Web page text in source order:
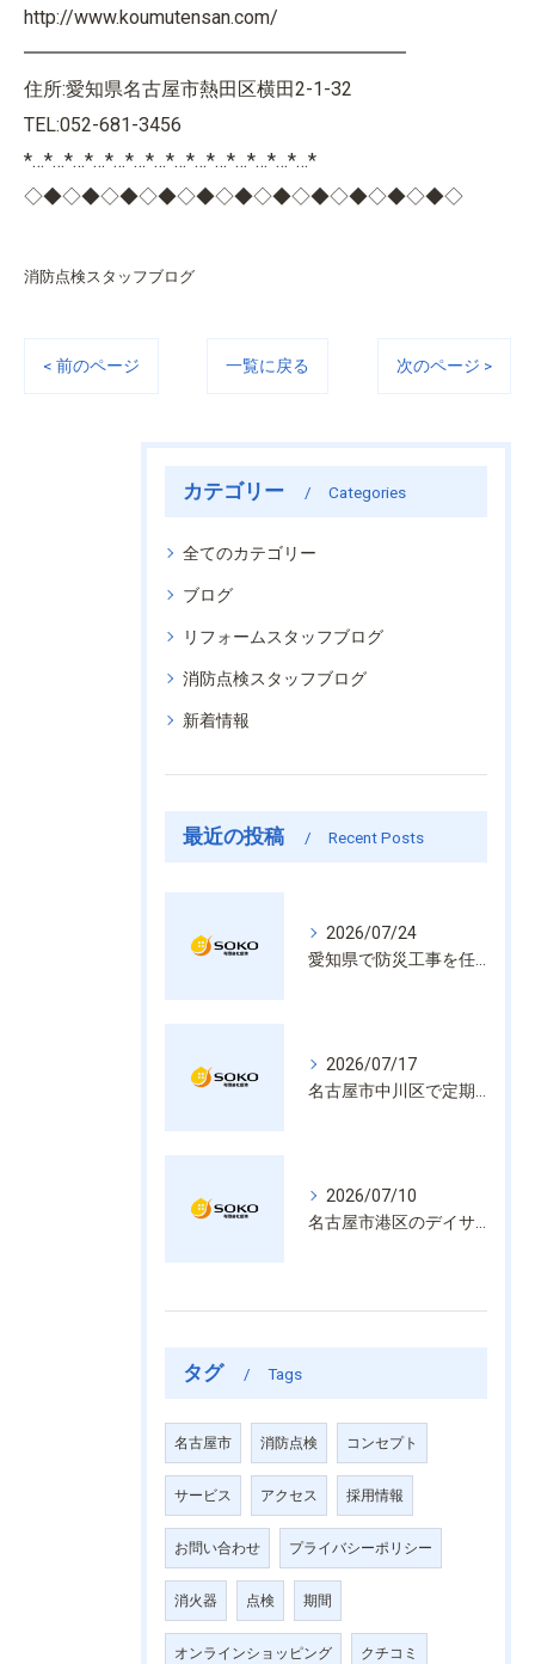
http://www.koumutensan.com/
━━━━━━━━━━━━━━━━━━━━
住所:愛知県名古屋市熱田区横田2-1-32
TEL:052-681-3456
*…*…*…*…*…*…*…*…*…*…*…*…*…*…*
◇◆◇◆◇◆◇◆◇◆◇◆◇◆◇◆◇◆◇◆◇◆◇
消防点検スタッフブログ
< 前のページ 一覧に戻る 次のページ >
カテゴリー Categories
全てのカテゴリー
ブログ
リフォームスタッフブログ
消防点検スタッフブログ
新着情報
最近の投稿 Recent Posts
2026/07/24
2026/07/17
2026/07/10
タグ Tags
名古屋市 消防点検 コンセプト
サービス アクセス 採用情報
お問い合わせ プライバシーポリシー
消火器 点検 期間
オンラインショッピング クチコミ